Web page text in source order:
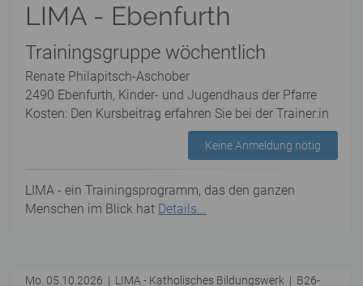
LIMA - Ebenfurth
Trainingsgruppe wöchentlich
Renate Philapitsch-Aschober
2490 Ebenfurth, Kinder- und Jugendhaus der Pfarre
Kosten: Den Kursbeitrag erfahren Sie bei der Trainer:in
Keine Anmeldung nötig
LIMA - ein Trainingsprogramm, das den ganzen
Menschen im Blick hat Details...
Mo. 05.10.2026 | LIMA - Katholisches Bildungswerk | B26-